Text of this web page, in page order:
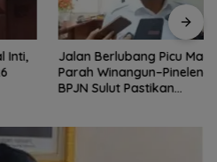
Jalan Berlubang Picu Macet
Parah Winangun–Pineleng,
BPJN Sulut Pastikan